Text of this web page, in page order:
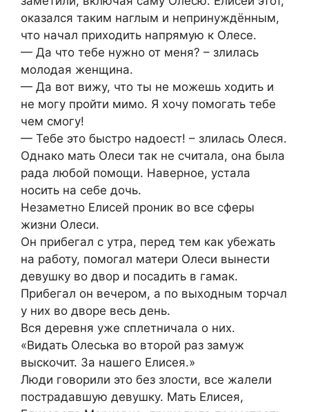
оказался таким наглым и непринуждённым,
что начал приходить напрямую к Олесе.
— Да что тебе нужно от меня? – злилась
молодая женщина.
— Да вот вижу, что ты не можешь ходить и
не могу пройти мимо. Я хочу помогать тебе
чем смогу!
— Тебе это быстро надоест! – злилась Олеся.
Однако мать Олеси так не считала, она была
рада любой помощи. Наверное, устала
носить на себе дочь.
Незаметно Елисей проник во все сферы
жизни Олеси.
Он прибегал с утра, перед тем как убежать
на работу, помогал матери Олеси вынести
девушку во двор и посадить в гамак.
Прибегал он вечером, а по выходным торчал
у них во дворе весь день.
Вся деревня уже сплетничала о них.
«Видать Олеська во второй раз замуж
выскочит. За нашего Елисея.»
Люди говорили это без злости, все жалели
пострадавшую девушку. Мать Елисея,